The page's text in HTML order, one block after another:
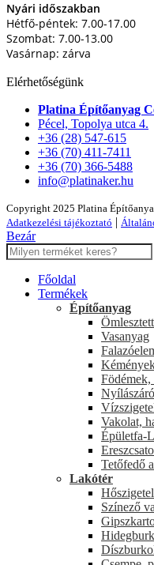
Nyári időszakban
Hétfő-péntek: 7.00-17.00
Szombat: 7.00-13.00
Vasárnap: zárva
Elérhetőségünk
Platina Építőanyag
Pécel, Topolya utca 4.
+36 (28) 547-615
+36 (70) 411-7411
+36 (70) 366-5488
info@platinaker.hu
Copyright 2025 Platina
Adatkezelési tájékoztató |
Bezár
Főoldal
Termékek
Építőanyag
Vasanyag
Vakolat,
Épületfa-
Tetőfedő
Lakótér
Színező